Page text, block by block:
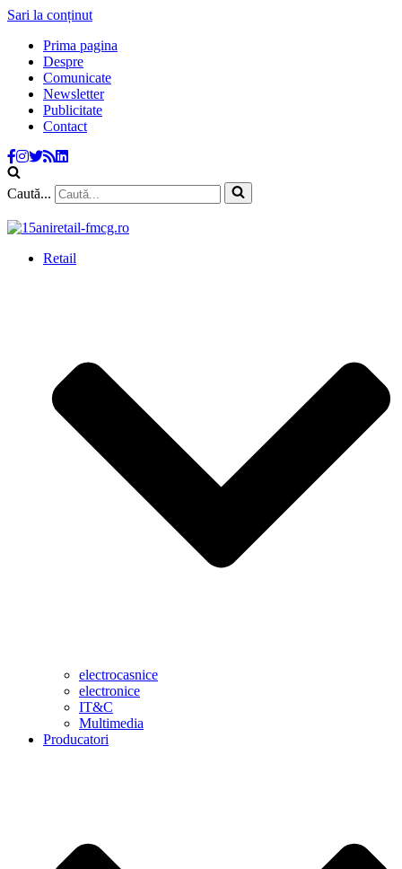
Sari la conținut
Prima pagina
Despre
Comunicate
Newsletter
Publicitate
Contact
Caută...
Retail
electrocasnice
electronice
IT&C
Multimedia
Producatori